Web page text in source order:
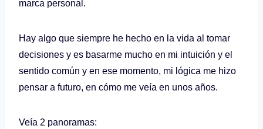
marca personal.
Hay algo que siempre he hecho en la vida al tomar
decisiones y es basarme mucho en mi intuición y el
sentido común y en ese momento, mi lógica me hizo
pensar a futuro, en cómo me veía en unos años.
Veía 2 panoramas: